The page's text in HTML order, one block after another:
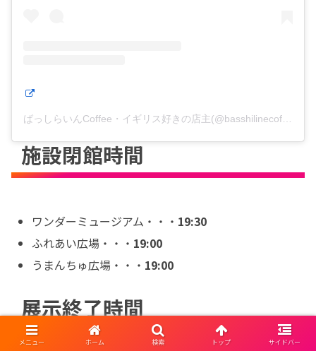
施設閉館時間
ワンダーミュージアム・・・ 19:30
ふれあい広場・・・ 19:00
うまんちゅ広場・・・ 19:00
展示終了時間
メニュー ホーム 検索 トップ サイドバー